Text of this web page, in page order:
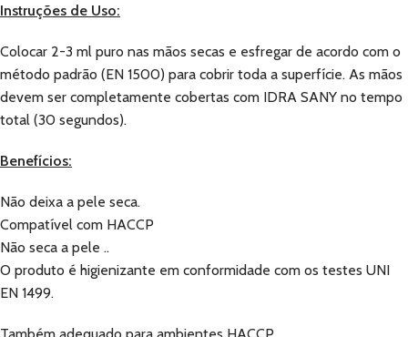
Instruções de Uso:
Colocar 2-3 ml puro nas mãos secas e esfregar de acordo com o
método padrão (EN 1500) para cobrir toda a superfície. As mãos
devem ser completamente cobertas com IDRA SANY no tempo
total (30 segundos).
Benefícios:
Não deixa a pele seca.
Compatível com HACCP
Não seca a pele ..
O produto é higienizante em conformidade com os testes UNI
EN 1499.
Também adequado para ambientes HACCP.